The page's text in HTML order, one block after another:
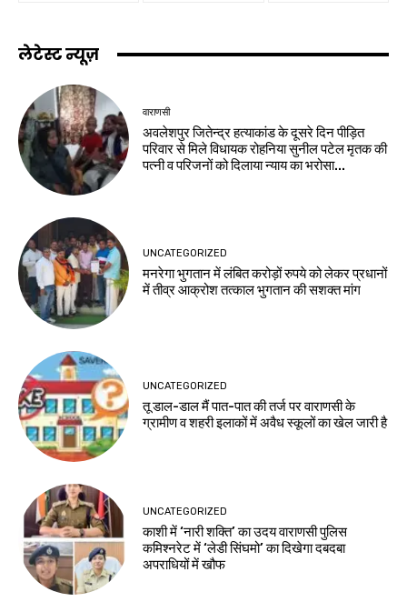
लेटेस्ट न्यूज़
वाराणसी
अवलेशपुर जितेन्द्र हत्याकांड के दूसरे दिन पीड़ित
परिवार से मिले विधायक रोहनिया सुनील पटेल मृतक की
पत्नी व परिजनों को दिलाया न्याय का भरोसा...
UNCATEGORIZED
मनरेगा भुगतान में लंबित करोड़ों रुपये को लेकर प्रधानों
में तीव्र आक्रोश तत्काल भुगतान की सशक्त मांग
UNCATEGORIZED
तू डाल-डाल मैं पात-पात की तर्ज पर वाराणसी के
ग्रामीण व शहरी इलाकों में अवैध स्कूलों का खेल जारी है
UNCATEGORIZED
काशी में ‘नारी शक्ति’ का उदय वाराणसी पुलिस
कमिश्नरेट में ‘लेडी सिंघमो’ का दिखेगा दबदबा
अपराधियों में खौफ